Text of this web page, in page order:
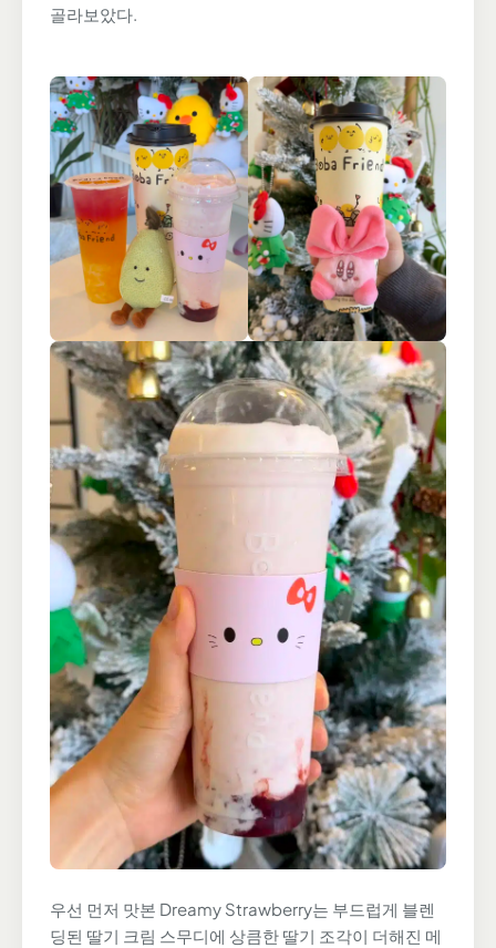
골라보았다.
우선 먼저 맛본 Dreamy Strawberry는 부드럽게 블렌
딩된 딸기 크림 스무디에 상큼한 딸기 조각이 더해진 메